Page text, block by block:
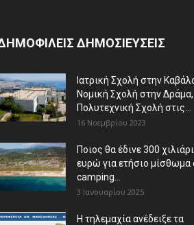
ΔΗΜΟΣΙΕΥΣΕΙΣ
Ιατρική Σχολή στην
Νομική Σχολή στην Δράμα,
Πολυτεχνική Σχολή στις...
16 Νοεμβρίου 2023
Ποιος θα έδινε 300
ευρώ για ετήσιο μίσθωμα
camping...
3 Ιανουαρίου 2025
Η τηλεμαχία ανέδειξε τα